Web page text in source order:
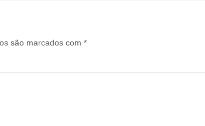
são marcados com *